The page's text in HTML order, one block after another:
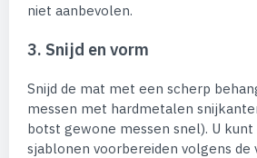
niet aanbevolen.
3. Snijd en vorm
Snijd de mat met een scherp
messen met hardmetalen
botst gewone messen snel). U
sjablonen voorbereiden volgens de